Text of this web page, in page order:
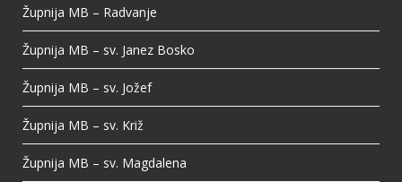
Župnija MB – Radvanje
Župnija MB – sv. Janez Bosko
Župnija MB – sv. Jožef
Župnija MB – sv. Križ
Župnija MB – sv. Magdalena